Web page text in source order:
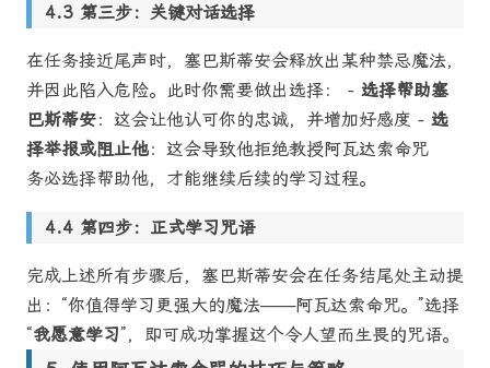
第三步：关键对话选择
在任务接近尾声时，塞巴斯蒂安会释放出某种禁忌魔法，
并因此陷入危险。此时你需要做出选择： - 选择帮助塞
巴斯蒂安：这会让他认可你的忠诚，并增加好感度 - 选
择举报或阻止他：这会导致他拒绝教授阿瓦达索命咒
务必选择帮助他，才能继续后续的学习过程。
第四步：正式学习咒语
完成上述所有步骤后，塞巴斯蒂安会在任务结尾处主动提
出：“你值得学习更强大的魔法——阿瓦达索命咒。”选择
“我愿意学习”，即可成功掌握这个令人望而生畏的咒语。